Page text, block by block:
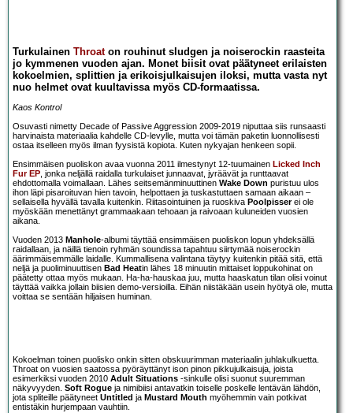
Turkulainen Throaton rouhinut sludgen ja noiserockin raasteita
jo kymmenen vuoden ajan. Monet biisit ovat päätyneet erilaisten
kokoelmien, splittien ja erikoisjulkaisujen iloksi, mutta vasta nyt
nuo helmet ovat kuultavissa myös CD-formaatissa.
Kaos Kontrol
Osuvasti nimetty Decade of Passive Aggression 2009-2019 niputtaa siis runsaasti
harvinaista materiaalia kahdelle CD-levylle, mutta voi tämän paketin luonnollisesti
ostaa itselleen myös ilman fyysistä kopiota. Kuten nykyajan henkeen sopii.
Ensimmäisen puoliskon avaa vuonna 2011 ilmestynyt 12-tuumainen Licked Inch
Fur EP, jonka neljällä raidalla turkulaiset junnaavat, jyräävät ja runttaavat
ehdottomalla voimallaan. Lähes seitsemänminuuttinen Wake Down puristuu ulos
ihon läpi pisaroituvan hien tavoin, helpottaen ja tuskastuttaen samaan aikaan –
sellaisella hyvällä tavalla kuitenkin. Riitasointuinen ja ruoskiva Poolpisserei ole
myöskään menettänyt grammaakaan tehoaan ja raivoaan kuluneiden vuosien
aikana.
Vuoden 2013 Manhole-albumi täyttää ensimmäisen puoliskon lopun yhdeksällä
raidallaan, ja näillä tienoin ryhmän soundissa tapahtuu siirtymää noiserockin
äärimmäisemmälle laidalle. Kummallisena valintana täytyy kuitenkin pitää sitä, että
neljä ja puoliminuuttisen Bad Heatin lähes 18 minuutin mittaiset loppukohinat on
päätetty ottaa myös mukaan. Ha-ha-hauskaa juu, mutta haaskatun tilan olisi voinut
täyttää vaikka jollain biisien demo-versioilla. Eihän niistäkään usein hyötyä ole, mutta
voittaa se sentään hiljaisen huminan.
Kokoelman toinen puolisko onkin sitten obskuurimman materiaalin juhlakulkuetta.
Throat on vuosien saatossa pyöräyttänyt ison pinon pikkujulkaisuja, joista
esimerkiksi vuoden 2010 Adult Situations -sinkulle olisi suonut suuremman
näkyvyyden. Soft Rogue ja nimibiisi antavatkin toiselle poskelle lentävän lähdön,
jota spliteille päätyneet Untitled ja Mustard Mouth myöhemmin vain potkivat
entistäkin hurjempaan vauhtiin.